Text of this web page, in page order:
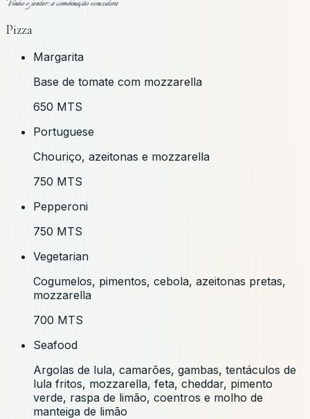
Vinho e jantar: a combinação vencedora
Pizza
Margarita
Base de tomate com mozzarella
650 MTS
Portuguese
Chouriço, azeitonas e mozzarella
750 MTS
Pepperoni
750 MTS
Vegetarian
Cogumelos, pimentos, cebola, azeitonas pretas,
mozzarella
700 MTS
Seafood
Argolas de lula, camarões, gambas, tentáculos de
lula fritos, mozzarella, feta, cheddar, pimento
verde, raspa de limão, coentros e molho de
manteiga de limão